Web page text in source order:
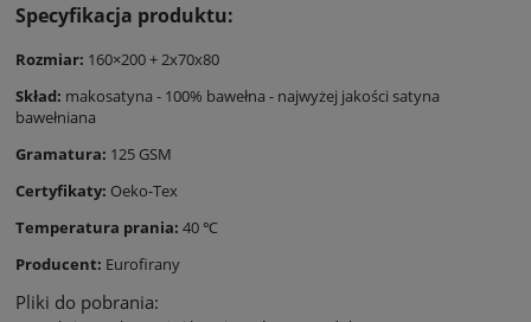
Specyfikacja produktu:
Rozmiar: 160×200 + 2x70x80
Skład: makosatyna - 100% bawełna - najwyżej jakości satyna
bawełniana
Gramatura: 125 GSM
Certyfikaty: Oeko-Tex
Temperatura prania: 40 ℃
Producent: Eurofirany
Pliki do pobrania: